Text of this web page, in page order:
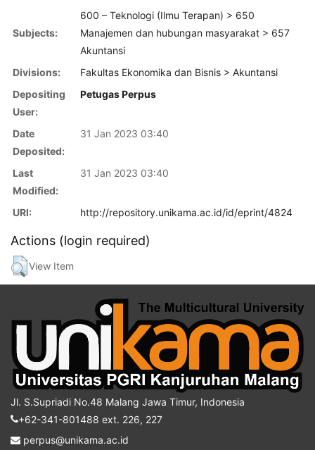
Subjects:
600 – Teknologi (Ilmu Terapan) > 650
Manajemen dan hubungan masyarakat > 657
Akuntansi
Divisions:
Fakultas Ekonomika dan Bisnis > Akuntansi
Depositing
User:
Petugas Perpus
Date
Deposited:
31 Jan 2023 03:40
Last
Modified:
31 Jan 2023 03:40
URI: http://repository.unikama.ac.id/id/eprint/4824
Actions (login required)
View Item
Jl. S.Supriadi No.48 Malang Jawa Timur, Indonesia
+62-341-801488 ext. 226, 227
perpus@unikama.ac.id